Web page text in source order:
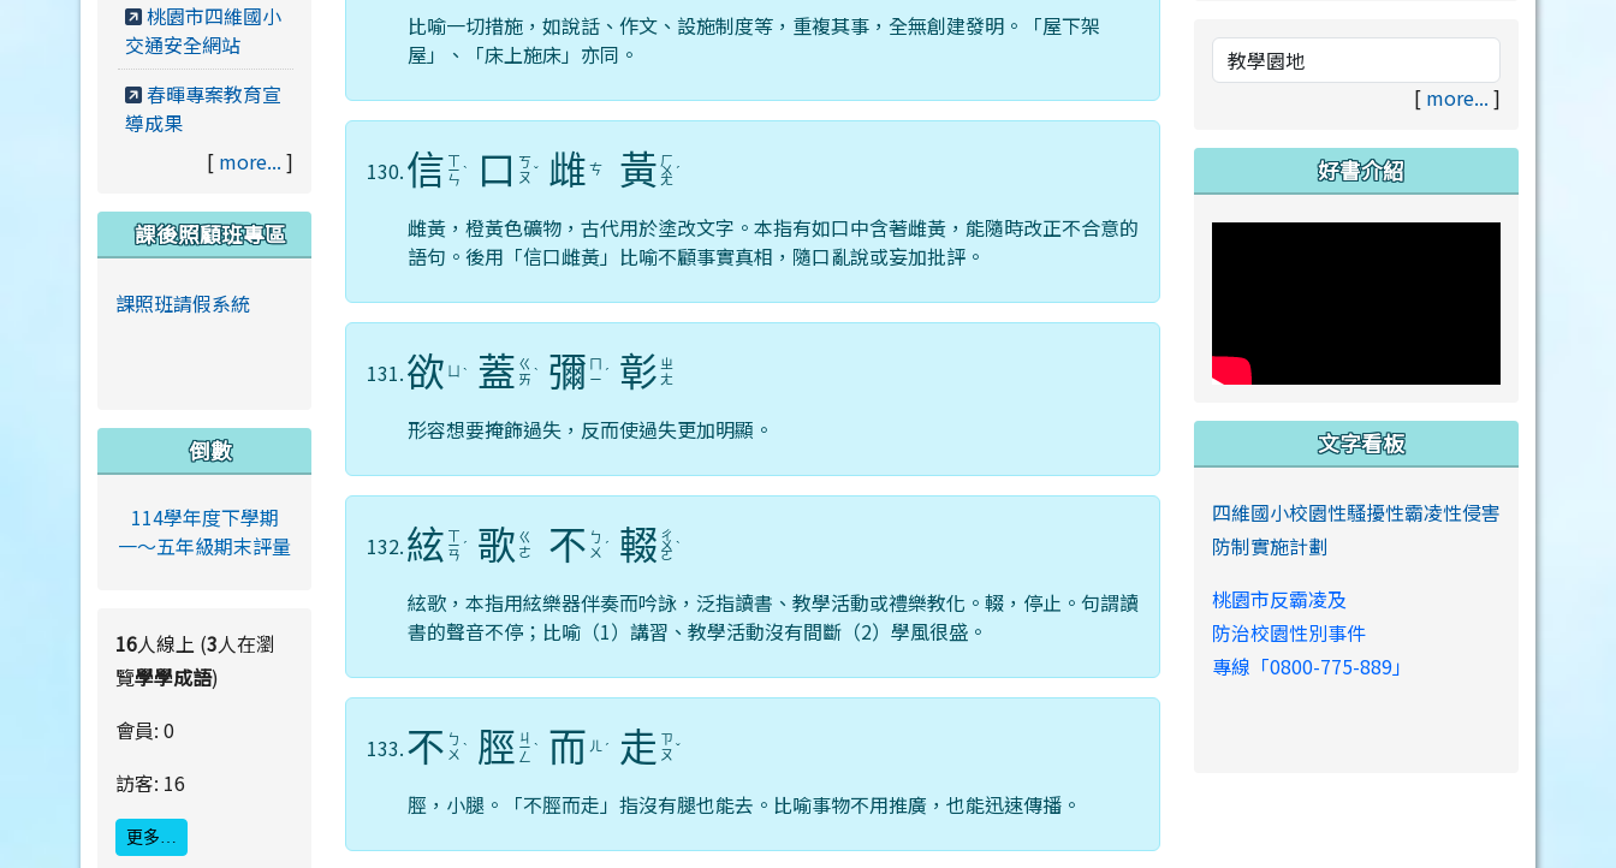
比喻一切措施，如說話、作文、設施制度等，重複其事，全無創建發明。「屋下架
屋」、「床上施床」亦同。
130.信 ㄒ
ㄧ
ㄣ
ˋ 口 ㄎ
ㄡ ˇ 雌 ㄘ 黃 ㄏ
ㄨ
ㄤ
ˊ
雌黃，橙黃色礦物，古代用於塗改文字。本指有如口中含著雌黃，能隨時改正不合意的
語句。後用「信口雌黃」比喻不顧事實真相，隨口亂說或妄加批評。
131.欲 ˋ 蓋 ㄍ
ㄞ ˋ 彌 ㄇ
ㄧ ˊ 彰 ㄓ
ㄤ
形容想要掩飾過失，反而使過失更加明顯。
132.絃 ㄒ
ㄧ
ㄢ
ˊ 歌 ㄍ
ㄜ
不 ㄅ
ㄨ ˊ 輟 ㄔ
ㄨ
ㄛ
ˋ
絃歌，本指用絃樂器伴奏而吟詠，泛指讀書、教學活動或禮樂教化。輟，停止。句謂讀
書的聲音不停；比喻（1）講習、教學活動沒有間斷（2）學風很盛。
133.不 ㄅ
ㄨ ˋ 脛 ㄐ
ㄧ
ㄥ
ˋ 而 ㄦ ˊ 走 ㄗ
ㄡ ˇ
脛，小腿。「不脛而走」指沒有腿也能去。比喻事物不用推廣，也能迅速傳播。
桃園市四維國小
交通安全網站
春暉專案教育宣
導成果
[ more... ]
課後照顧班專區
課照班請假系統
倒數
114學年度下學期
一～五年級期末評量
16人線上 (3人在瀏
覽學學成語)
會員: 0
訪客: 16
更多…
[ more... ]
好書介紹
文字看板
四維國小校園性騷擾性霸凌性侵害
防制實施計劃
桃園市反霸凌及
防治校園性別事件
專線「0800-775-889」